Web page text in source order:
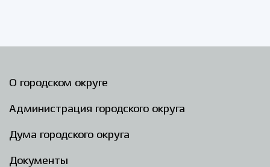
О городском округе
Администрация городского округа
Дума городского округа
Документы